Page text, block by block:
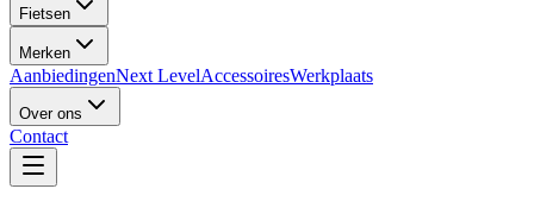
Fietsen
Merken
AanbiedingenNext LevelAccessoiresWerkplaats
Over ons
Contact